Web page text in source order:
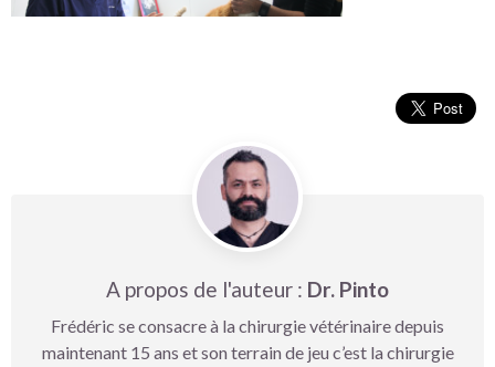
A propos de l'auteur : Dr. Pinto
Frédéric se consacre à la chirurgie vétérinaire depuis
maintenant 15 ans et son terrain de jeu c’est la chirurgie